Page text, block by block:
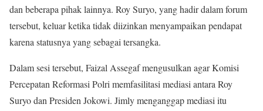
dan beberapa pihak lainnya. Roy Suryo, yang hadir dalam forum
tersebut, keluar ketika tidak diizinkan menyampaikan pendapat
karena statusnya yang sebagai tersangka.
Dalam sesi tersebut, Faizal Assegaf mengusulkan agar Komisi
Percepatan Reformasi Polri memfasilitasi mediasi antara Roy
Suryo dan Presiden Jokowi. Jimly menganggap mediasi itu